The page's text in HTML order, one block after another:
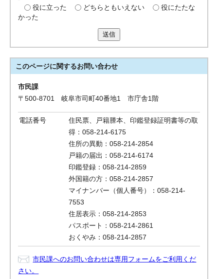
役に立った
どちらともいえない
役にたたな
かった
送信
このページに関するお問い合わせ
市民課
〒500-8701 岐阜市司町40番地1 市庁舎1階
電話番号
住民票、戸籍謄本、印鑑登録証明書等の取
得：058-214-6175
住所の異動：058-214-2854
戸籍の届出：058-214-6174
印鑑登録：058-214-2859
外国籍の方：058-214-2857
マイナンバー（個人番号）：058-214-
7553
住居表示：058-214-2853
パスポート：058-214-2861
おくやみ：058-214-2857
市民課へのお問い合わせは専用フォームをご利用くだ
さい。